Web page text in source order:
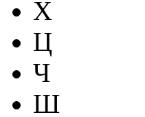
Х
Ц
Ч
Ш